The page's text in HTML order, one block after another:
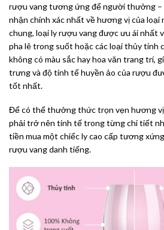
rượu vang tương ứng để người thưởng –
nhận chính xác nhất về hương vị của
chung, loại ly rượu vang được ưu ái nhất
pha lê trong suốt hoặc các loại thủy tinh
không có màu sắc hay hoa văn trang trí,
trưng và độ tinh tế huyền ảo của rượu
tốt nhất.
Để có thể thưởng thức trọn vẹn hương
phải trở nên tinh tế trong từng chi tiết
tiền mua một chiếc ly cao cấp tương
rượu vang danh tiếng.